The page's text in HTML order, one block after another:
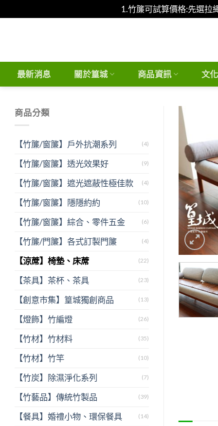
1.竹簾可試算價格:先選拉
最新消息 關於篁城 商品資訊 文
商品分類
【竹簾/窗簾】戶外抗潮系列 (4)
【竹簾/窗簾】透光效果好 (9)
【竹簾/窗簾】遮光遮蔽性極佳款 (4)
【竹簾/窗簾】隱隱約約 (10)
【竹簾/窗簾】綜合、零件五金 (6)
【竹簾/門簾】各式訂製門簾 (4)
【涼蓆】椅墊、床蓆 (22)
【茶具】茶杯、茶具 (23)
【創意市集】篁城獨創商品 (13)
【燈飾】竹編燈 (26)
【竹材】竹材料 (35)
【竹材】竹竿 (10)
【竹炭】除濕淨化系列 (7)
【竹藝品】傳統竹製品 (39)
【餐具】婚禮小物、環保餐具 (14)